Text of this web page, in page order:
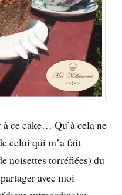
à ce cake… Qu’à cela ne
celui qui m’a fait
noisettes torréfiées) du
avec moi